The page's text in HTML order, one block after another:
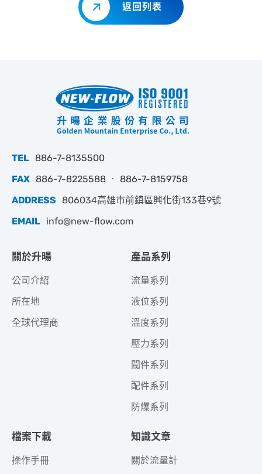
返回列表
TEL 886-7-8135500
FAX 886-7-8225588 ‧ 886-7-8159758
ADDRESS
806034高雄市前鎮區興化街133巷9號
EMAIL info@new-flow.com
關於升暘
公司介紹
所在地
全球代理商
產品系列
流量系列
液位系列
溫度系列
壓力系列
閥件系列
配件系列
防爆系列
檔案下載
操作手冊
知識文章
關於流量計